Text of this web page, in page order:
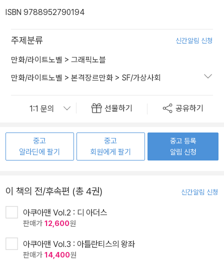
ISBN 9788952790194
주제분류 신간알림 신청
만화/라이트노벨 > 그래픽노블
만화/라이트노벨 > 본격장르만화 > SF/가상사회
선물하기 공유하기
중고
알라딘에 팔기
중고
회원에게 팔기
중고 등록
알림 신청
이 책의 전/후속편 (총 4권) 신간알림 신청
아쿠아맨 Vol.2 : 디 아더스
판매가 12,600원
아쿠아맨 Vol.3 : 아틀란티스의 왕좌
판매가 14,400원